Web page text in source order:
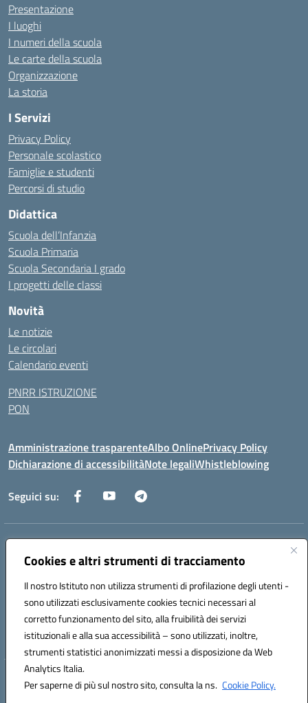
Cookies e altri strumenti di tracciamento
Il nostro Istituto non utilizza strumenti di profilazione degli utenti -
sono utilizzati esclusivamente cookies tecnici necessari al
corretto funzionamento del sito, alla fruibilità dei servizi
istituzionali e alla sua accessibilità – sono utilizzati, inoltre,
strumenti statistici anonimizzati messi a disposizione da Web
Analytics Italia.
Per saperne di più sul nostro sito, consulta la ns. Cookie Policy.
Presentazione
I luoghi
I numeri della scuola
Le carte della scuola
Organizzazione
La storia
I Servizi
Privacy Policy
Personale scolastico
Famiglie e studenti
Percorsi di studio
Didattica
Scuola dell’Infanzia
Scuola Primaria
Scuola Secondaria I grado
I progetti delle classi
Novità
Le notizie
Le circolari
Calendario eventi
PNRR ISTRUZIONE
PON
Amministrazione trasparenteAlbo OnlinePrivacy Policy
Dichiarazione di accessibilitàNote legaliWhistleblowing
Seguici su:
Indirizzo:
Centralino:0832712132 Email:leic84200l@istruzione.it
Codice fiscale: 80012890754
Codice meccanografico:
LEIC84200L
Codice unico di fatturazione (CUF): UF9DQ6
Hosting & Powered by 3D Solution S.r.l.
Concept & Design by Designers Italia